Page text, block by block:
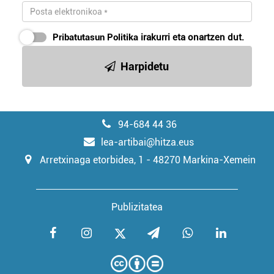
Pribatutasun Politika irakurri eta onartzen dut.
Harpidetu
94-684 44 36
lea-artibai@hitza.eus
Arretxinaga etorbidea, 1 - 48270 Markina-Xemein
Publizitatea